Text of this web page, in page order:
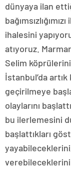
dünyaya ilan
ihalesini
atıyoruz.
Selim
İstanbul’da
geçirilmeye
olaylarını
bu ilerlemesini
başlattıkları
verebileceklerini